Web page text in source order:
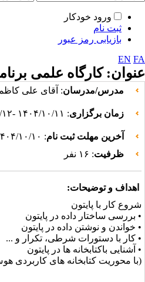
ورود خودکار
ثبت نام
بازیابی رمز عبور
EN FA
عنوان:کارگاه علمی
مدرس/مدرسان: آقای على
زمان برگزاری: ۱۴۰۴/۱۰/۱۱ -۱۴۰۴/۱۰/۱۲ - ساعت ۰۹:۰۰ الي ۱۷:۰۰
آخرین مهلت ثبت نام: ۱۴۰۴/۱۰/۱۰
ظرفیت: ۱۶ نفر
اهداف و توضیحات:
شروع كار با پایتون
• بررسى ساختار داده در پایتون
• خواندن و نوشتن داده در پایتون
• كار با دستورات شرطى، تكرار و ...
• آشنايى باكتابخانه ها در پایتون
(با محوريت كتابخانه هاى